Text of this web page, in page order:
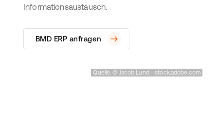
Quelle: © Jacob Lund - stock.adobe.com
Informationsaustausch.
BMD ERP anfragen